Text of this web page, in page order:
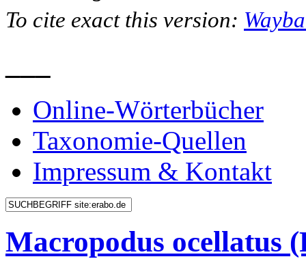
To cite exact this version:
Online-Wörterbücher
Taxonomie-Quellen
Impressum & Kontakt
Macropodus ocellatus